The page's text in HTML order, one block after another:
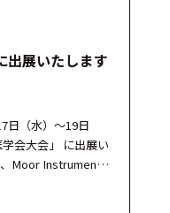
出展いたします
日（水）～19日
学会大会」 に出展い
Moor Instruments